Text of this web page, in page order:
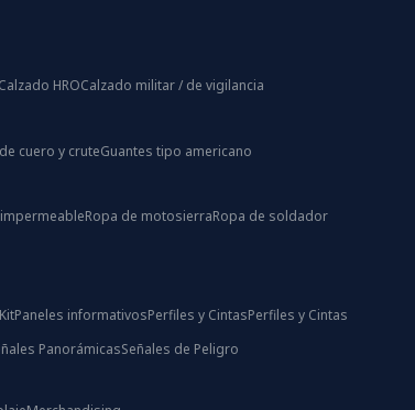
Calzado HROCalzado militar / de vigilancia
cuero y cruteGuantes tipo americano
Ropa de motosierraRopa de soldador
KitPaneles informativosPerfiles y CintasPerfiles y Cintas
PanorámicasSeñales de Peligro